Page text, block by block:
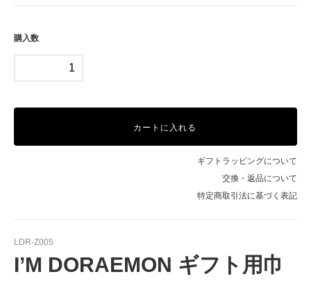
購入数
カートに入れる
ギフトラッピングについて
交換・返品について
特定商取引法に基づく表記
LDR-Z005
I’M DORAEMON ギフト用巾